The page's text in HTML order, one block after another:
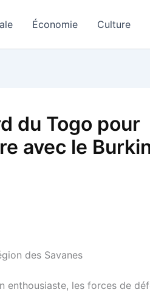
Économie Culture
du Togo pour
avec le
des Savanes
enthousiaste, les forces de